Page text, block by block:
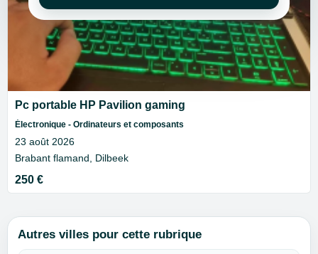
Pc portable HP Pavilion gaming
Électronique - Ordinateurs et composants
23 août 2026
Brabant flamand, Dilbeek
250 €
Autres villes pour cette rubrique